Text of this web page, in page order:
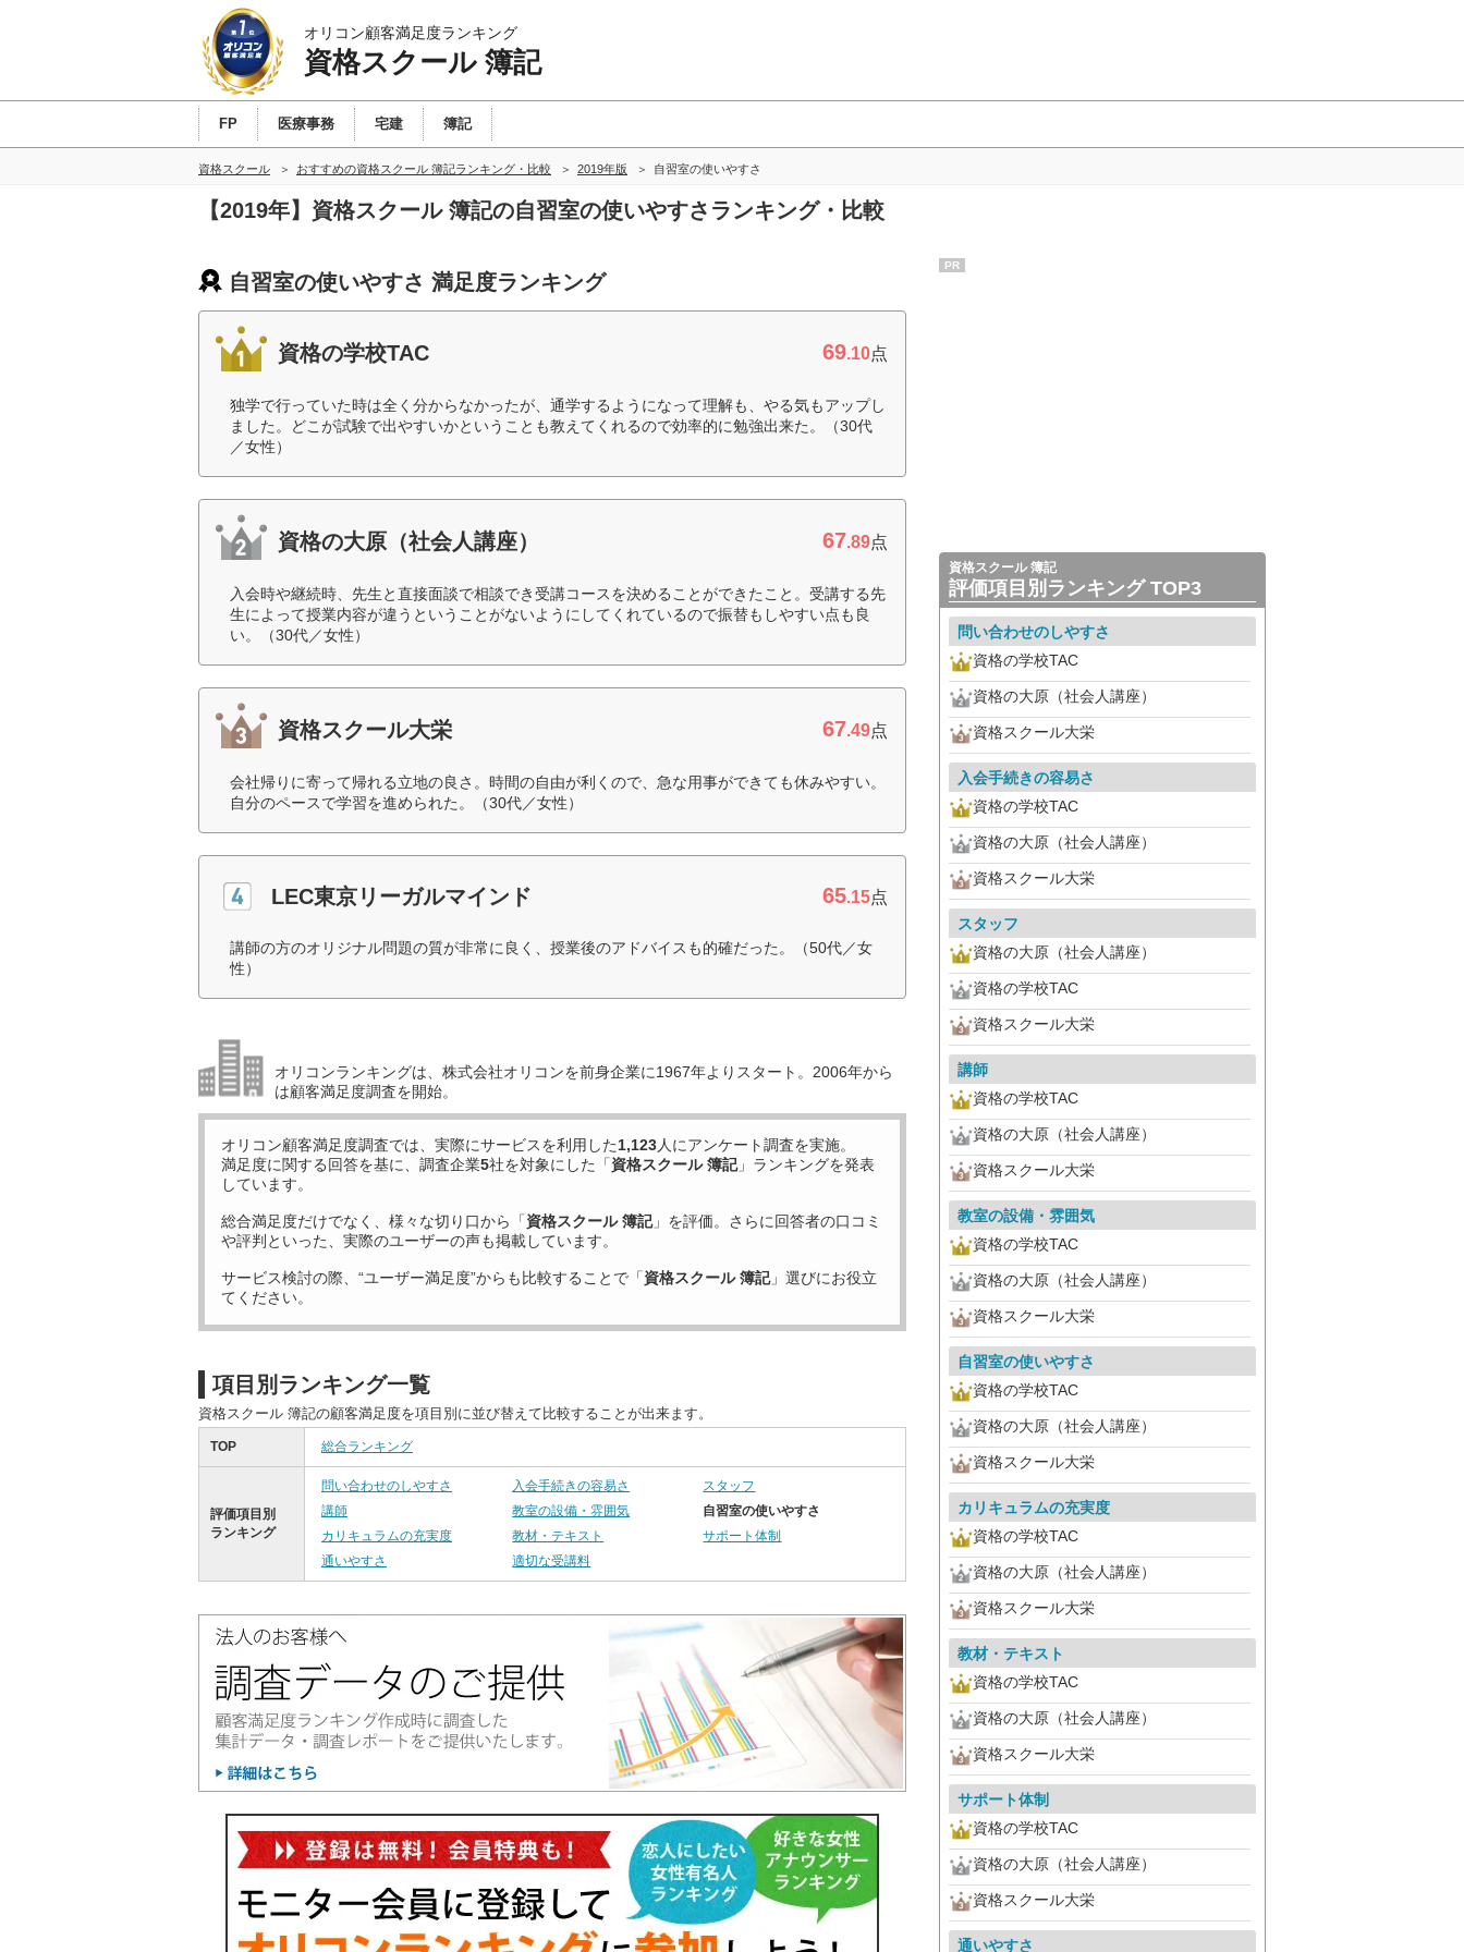
オリコン顧客満足度ランキング
資格スクール 簿記
FP 医療事務 宅建 簿記
資格スクール おすすめの資格スクール 簿記ランキング・比較 2019年版 自習室の使いやすさ
【2019年】資格スクール 簿記の自習室の使いやすさランキング・比較
自習室の使いやすさ 満足度ランキング
資格の学校TAC 69.10点
独学で行っていた時は全く分からなかったが、通学するようになって理解も、やる気もアップし
ました。どこが試験で出やすいかということも教えてくれるので効率的に勉強出来た。（30代
／女性）
資格の大原（社会人講座） 67.89点
入会時や継続時、先生と直接面談で相談でき受講コースを決めることができたこと。受講する先
生によって授業内容が違うということがないようにしてくれているので振替もしやすい点も良
い。（30代／女性）
資格スクール大栄 67.49点
会社帰りに寄って帰れる立地の良さ。時間の自由が利くので、急な用事ができても休みやすい。
自分のペースで学習を進められた。（30代／女性）
LEC東京リーガルマインド 65.15点
講師の方のオリジナル問題の質が非常に良く、授業後のアドバイスも的確だった。（50代／女
性）
オリコンランキングは、株式会社オリコンを前身企業に1967年よりスタート。2006年から
は顧客満足度調査を開始。
オリコン顧客満足度調査では、実際にサービスを利用した1,123人にアンケート調査を実施。
満足度に関する回答を基に、調査企業5社を対象にした「資格スクール 簿記」ランキングを発表
しています。
総合満足度だけでなく、様々な切り口から「資格スクール 簿記」を評価。さらに回答者の口コミ
や評判といった、実際のユーザーの声も掲載しています。
サービス検討の際、“ユーザー満足度”からも比較することで「資格スクール 簿記」選びにお役立
てください。
項目別ランキング一覧
資格スクール 簿記の顧客満足度を項目別に並び替えて比較することが出来ます。
TOP 総合ランキング
評価項目別
ランキング
問い合わせのしやすさ 入会手続きの容易さ
スタッフ
講師
教室の設備・雰囲気
自習室の使いやすさ
カリキュラムの充実度
教材・テキスト
サポート体制
通いやすさ
適切な受講料
PR
資格スクール 簿記
評価項目別ランキング TOP3
問い合わせのしやすさ
資格の学校TAC
資格の大原（社会人講座）
資格スクール大栄
入会手続きの容易さ
資格の学校TAC
資格の大原（社会人講座）
資格スクール大栄
スタッフ
資格の大原（社会人講座）
資格の学校TAC
資格スクール大栄
講師
資格の学校TAC
資格の大原（社会人講座）
資格スクール大栄
教室の設備・雰囲気
資格の学校TAC
資格の大原（社会人講座）
資格スクール大栄
自習室の使いやすさ
資格の学校TAC
資格の大原（社会人講座）
資格スクール大栄
カリキュラムの充実度
資格の学校TAC
資格の大原（社会人講座）
資格スクール大栄
教材・テキスト
資格の学校TAC
資格の大原（社会人講座）
資格スクール大栄
サポート体制
資格の学校TAC
資格の大原（社会人講座）
資格スクール大栄
通いやすさ